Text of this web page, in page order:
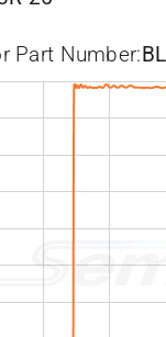
Part Number: